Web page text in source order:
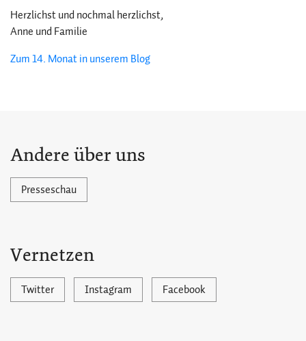
Herzlichst und nochmal herzlichst,
Anne und Familie
Zum 14. Monat in unserem Blog
Andere über uns
Presseschau
Vernetzen
Twitter Instagram Facebook